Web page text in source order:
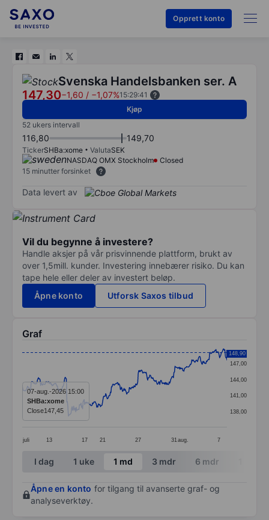
Opprett konto
Svenska Handelsbanken ser. A
147,30−1,60 / −1,07%15:29:41
Kjøp
52 ukers intervall
116,80 149,70
TickerSHBa:xome ValutaSEK
NASDAQ OMX Stockholm
Closed
15 minutter forsinket
Data levert av
Vil du begynne å investere?
Handle aksjer på vår prisvinnende plattform, brukt av
over 1,5mill. kunder. Investering innebærer risiko. Du kan
tape hele eller deler av investert beløp.
Åpne konto
Utforsk Saxos tilbud
Graf
Line chart with 391 data points.
The chart has 1 X axis displaying categories.
The chart has 1 Y axis displaying values. Data
juli 13 17 21 27 31 aug. 7
138,00
141,00
144,00
147,00
148,90
07-aug.-2026 15:00
SHBa:xome
Close147,45
End of interactive chart.
I dag 1 uke 1 md 3 mdr 6 mdr
Åpne en konto for tilgang til avanserte graf- og
analyseverktøy.